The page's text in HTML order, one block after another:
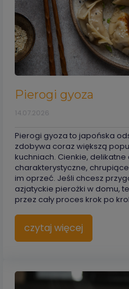
Pierogi gyoza
14.07.2026
Pierogi gyoza to japońska
zdobywa coraz większą
kuchniach. Cienkie, delikatne
charakterystyczne,
im oprzeć. Jeśli chcesz
azjatyckie pierożki w domu,
przez cały proces krok po
czytaj więcej